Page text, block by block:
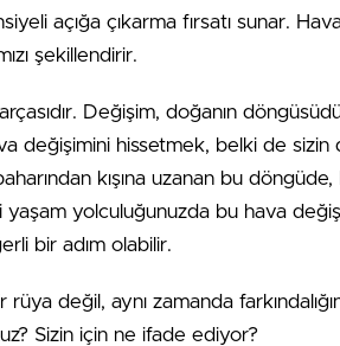
açığa çıkarma fırsatı sunar.
şekillendirir.
Değişim, doğanın
değişimini hissetmek, belki de sizin
kışına uzanan bu
yolculuğunuzda bu hava
bir adım olabilir.
değil, aynı zamanda
Sizin için ne ifade ediyor?